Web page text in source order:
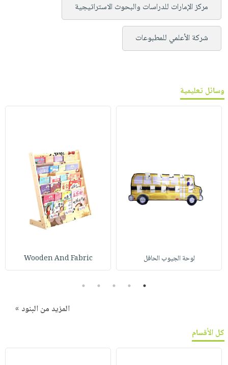
مركز الإمارات للدراسات والبحوث الاستراتيجية
شركة الأعلمي للمطبوعات
وسائل تعليمية
لوحة الجيوب الحافل Wooden And Fabric
1
2
3
4
5
المزيد من البنود »
كل الأقسام